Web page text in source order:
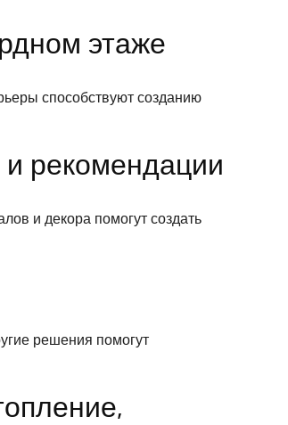
этаже
способствуют созданию
и рекомендации
и декора помогут создать
решения помогут